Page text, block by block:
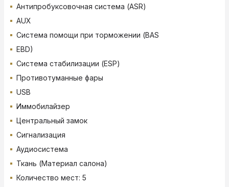
Антипробуксовочная система (ASR)
AUX
Система помощи при торможении (BAS
EBD)
Система стабилизации (ESP)
Противотуманные фары
USB
Иммобилайзер
Центральный замок
Сигнализация
Аудиосистема
Ткань (Материал салона)
Количество мест: 5